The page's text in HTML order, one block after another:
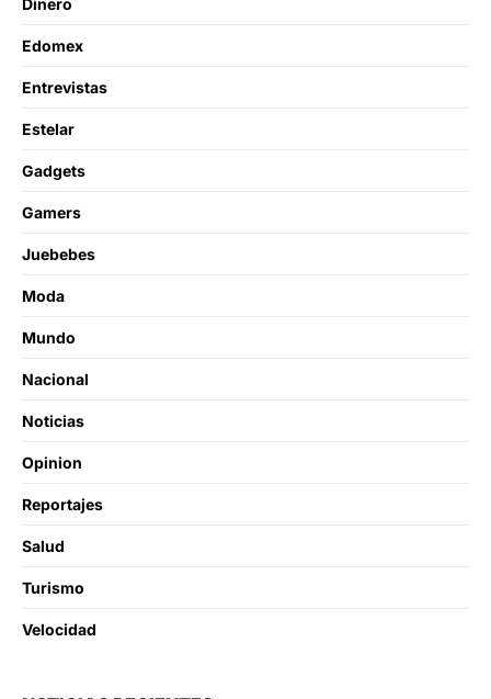
Dinero
Edomex
Entrevistas
Estelar
Gadgets
Gamers
Juebebes
Moda
Mundo
Nacional
Noticias
Opinion
Reportajes
Salud
Turismo
Velocidad